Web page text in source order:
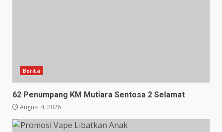
Berita
62 Penumpang KM Mutiara Sentosa 2 Selamat
August 4, 2026